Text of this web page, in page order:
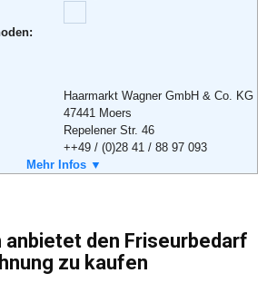
Haarmarkt Wagner GmbH & Co. KG
47441 Moers
Repelener Str. 46
++49 / (0)28 41 / 88 97 093
++ 49 / (0)2841 /87 06 99 09
Mehr Infos ▼
anbietet den Friseurbedarf
zu kaufen